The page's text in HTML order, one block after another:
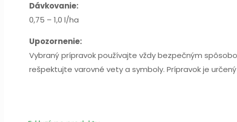
Dávkovanie:
0,75 – 1,0 l/ha
Upozornenie:
Vybraný prípravok používajte vždy bezpečným
rešpektujte varovné vety a symboly. Prípravok je